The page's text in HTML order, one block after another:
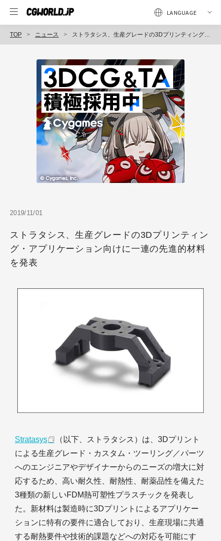
TOP ニュース ストラタシス、生産グレードの3Dプリンティング・アプリケーション向けに一連の先進的材料を発表
2019/11/01
ストラタシス、生産グレードの3Dプリンティン
グ・アプリケーション向けに一連の先進的材料
を発表
Stratasys
（以下、ストラタシス）は、3Dプリント
による生産グレード・カスタム・ツーリング／パーツ
へのエンジニアやデザイナーからのニーズの増大に対
応するため、高い耐久性、耐熱性、耐薬品性を備えた
3種類の新しいFDM熱可塑性プラスチックを発表し
た。新材料は製造時に3Dプリントによるアプリケー
ションに特有の要件に適合しており、生産現場に共通
する耐熱要件や技術的課題などへの対応を可能にす